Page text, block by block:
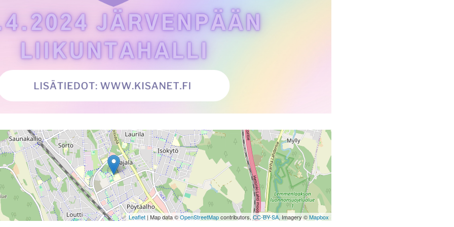
Leaflet | Map data ©OpenStreetMapcontributors,CC-BY-SA, Imagery ©Mapbox